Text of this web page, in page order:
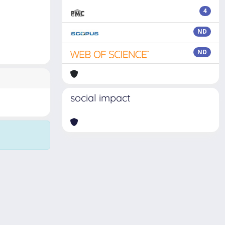
4
ND
ND
social impact